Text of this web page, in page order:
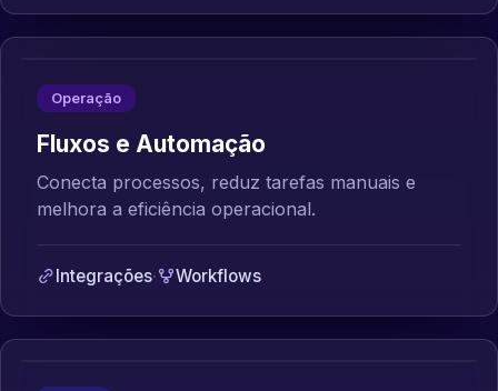
Operação
Fluxos e Automação
Conecta processos, reduz tarefas manuais e
melhora a eficiência operacional.
Integrações· Workflows